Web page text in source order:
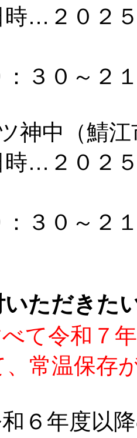
…２０２５
０～２１
神中（鯖
…２０２５
０～２１
いただきた
て令和７
、常温保存
６年度以降